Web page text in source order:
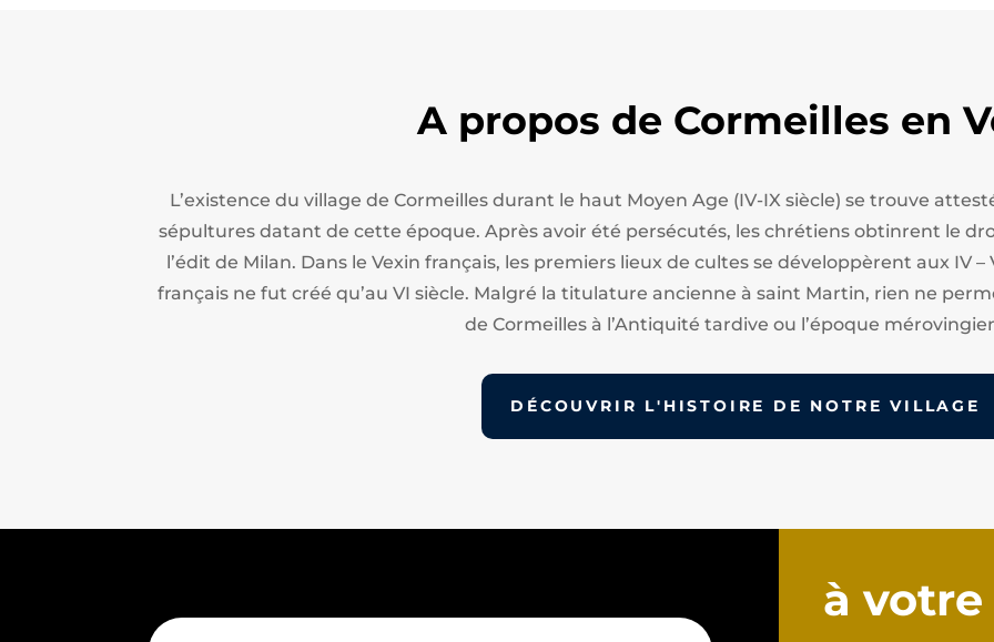
A propos de Cormeilles en
L’existence du village de Cormeilles durant le haut Moyen Age (IV-IX siècle) se trouve
sépultures datant de cette époque. Après avoir été persécutés, les chrétiens obtinrent le
l’édit de Milan. Dans le Vexin français, les premiers lieux de cultes se développèrent aux IV –
français ne fut créé qu’au VI siècle. Malgré la titulature ancienne à saint Martin, rien ne
de Cormeilles à l’Antiquité tardive ou l’époque
DÉCOUVRIR L'HISTOIRE DE NOTRE VILLAGE
à